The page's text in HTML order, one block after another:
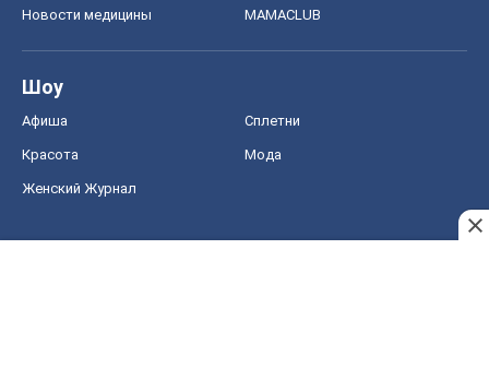
Новости медицины MAMACLUB
Шоу
Афиша Сплетни
Красота Мода
Женский Журнал